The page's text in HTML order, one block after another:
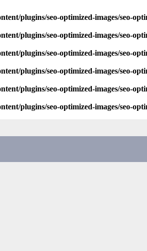
plugins/seo-optimized-images/seo-
plugins/seo-optimized-images/seo-
plugins/seo-optimized-images/seo-
plugins/seo-optimized-images/seo-
plugins/seo-optimized-images/seo-
plugins/seo-optimized-images/seo-